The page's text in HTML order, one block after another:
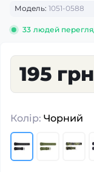
Модель: 1051-0588
33 людей
195 грн
Колір: Чорний